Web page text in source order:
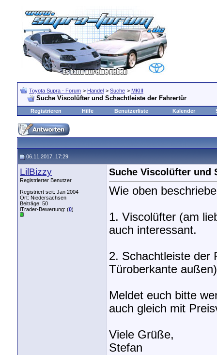
Toyota Supra - Forum > Handel > Suche > MKIII
Suche Viscolüfter und Schachtleiste der Fahrertür
Registrieren Hilfe Benutzerliste Kalender
06.11.2017, 17:29
LilBizzy
Registrierter Benutzer
Registriert seit: Jan 2004
Ort: Niedersachsen
Beiträge: 50
iTrader-Bewertung: (0)
Suche Viscolüfter und
Wie oben
1. Viscolüfter (am
auch interessant.
2. Schachtleiste der
Türoberkante außen)
Meldet euch bitte
auch gleich mit
Viele Grüße,
Stefan